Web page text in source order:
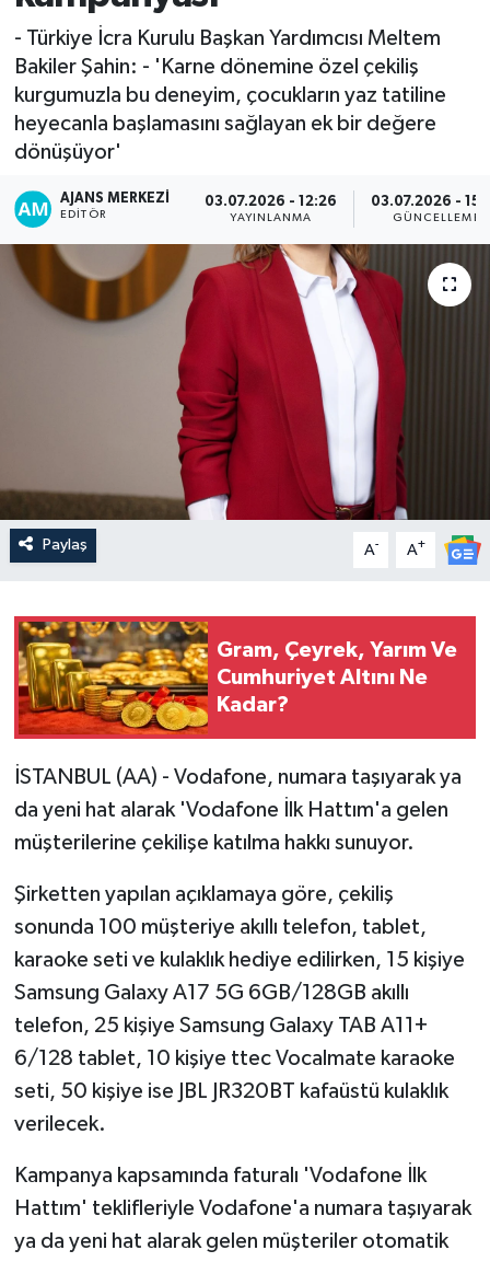
- Türkiye İcra Kurulu Başkan Yardımcısı Meltem
Bakiler Şahin: - 'Karne dönemine özel çekiliş
kurgumuzla bu deneyim, çocukların yaz tatiline
heyecanla başlamasını sağlayan ek bir değere
dönüşüyor'
AJANS MERKEZI
EDITÖR
03.07.2026 - 12:26
YAYINLANMA
03.07.2026 -
GÜNCELLEME
Paylaş A- A+
Gram, Çeyrek, Yarım Ve
Cumhuriyet Altını Ne
Kadar?
İSTANBUL (AA) - Vodafone, numara taşıyarak ya
da yeni hat alarak 'Vodafone İlk Hattım'a gelen
müşterilerine çekilişe katılma hakkı sunuyor.
Şirketten yapılan açıklamaya göre, çekiliş
sonunda 100 müşteriye akıllı telefon, tablet,
karaoke seti ve kulaklık hediye edilirken, 15 kişiye
Samsung Galaxy A17 5G 6GB/128GB akıllı
telefon, 25 kişiye Samsung Galaxy TAB A11+
6/128 tablet, 10 kişiye ttec Vocalmate karaoke
seti, 50 kişiye ise JBL JR320BT kafaüstü kulaklık
verilecek.
Kampanya kapsamında faturalı 'Vodafone İlk
Hattım' teklifleriyle Vodafone'a numara taşıyarak
ya da yeni hat alarak gelen müşteriler otomatik